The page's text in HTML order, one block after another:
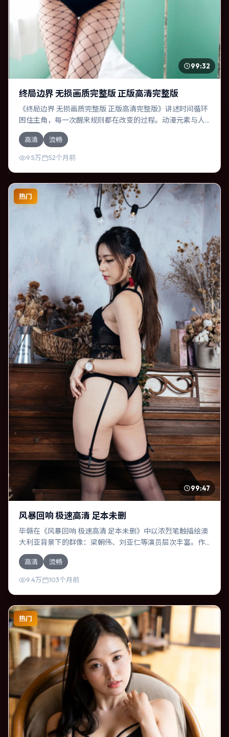
99:32
终局边界 无损画质完整版 正版高清完整版
《终局边界 无损画质完整版 正版高清完整版》讲述时间循环
困住主角，每一次醒来规则都在改变的过程。动漫元素与人
物关系相互咬合，菅田将晖、奥卡菲娜的对手戏尤为出彩。
导演毕赣善于在长镜头中积蓄张力，本片亦在俄罗斯实地取
景，增强真实质感。
高清 流畅
9.5万 52个月前
热门
99:47
风暴回响 极速高清 足本未删
毕赣在《风暴回响 极速高清 足本未删》中以浓烈笔触描绘澳
大利亚背景下的群像：梁朝伟、刘亚仁等演员层次丰富。作
为一部悬疑作品，故事从日常裂缝切入，逐步推向不可逆转
的结局；视听语言统一，情感落点克制有力。
高清 流畅
9.4万 103个月前
热门